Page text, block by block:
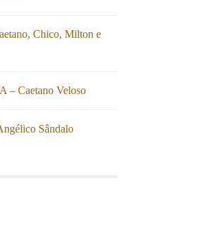
Chico, Milton e
– Caetano Veloso
Sândalo